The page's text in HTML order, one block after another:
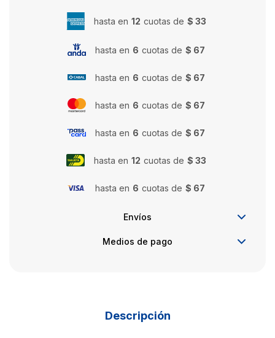
hasta en 12 cuotas de $ 33
hasta en 6 cuotas de $ 67
hasta en 6 cuotas de $ 67
hasta en 6 cuotas de $ 67
hasta en 6 cuotas de $ 67
hasta en 12 cuotas de $ 33
hasta en 6 cuotas de $ 67
Envíos
Medios de pago
Descripción